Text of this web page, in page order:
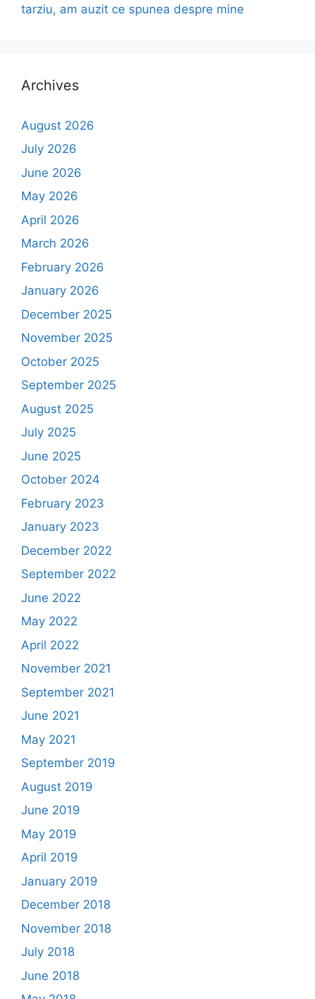
tarziu, am auzit ce spunea despre mine
Archives
August 2026
July 2026
June 2026
May 2026
April 2026
March 2026
February 2026
January 2026
December 2025
November 2025
October 2025
September 2025
August 2025
July 2025
June 2025
October 2024
February 2023
January 2023
December 2022
September 2022
June 2022
May 2022
April 2022
November 2021
September 2021
June 2021
May 2021
September 2019
August 2019
June 2019
May 2019
April 2019
January 2019
December 2018
November 2018
July 2018
June 2018